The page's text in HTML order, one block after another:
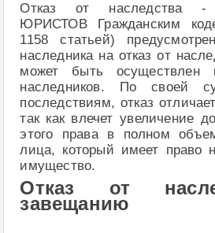
Отказ от наследства -
ЮРИСТОВ Гражданским
1158 статьей)
наследника на отказ от
может быть осуществлен
наследников. По своей
последствиям, отказ
так как влечет увеличение
этого права в полном
лица, который имеет право
имущество.
Отказ от
завещанию